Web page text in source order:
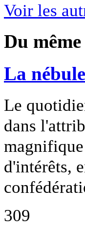
Voir les
Du
La
Le
dans
d'intérêts,
309